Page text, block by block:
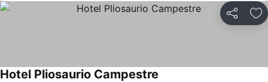
Compartir
Hotel Pliosaurio Campestre